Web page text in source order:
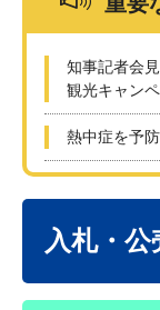
知事記者会
観光キャン
熱中症を予
入札・公